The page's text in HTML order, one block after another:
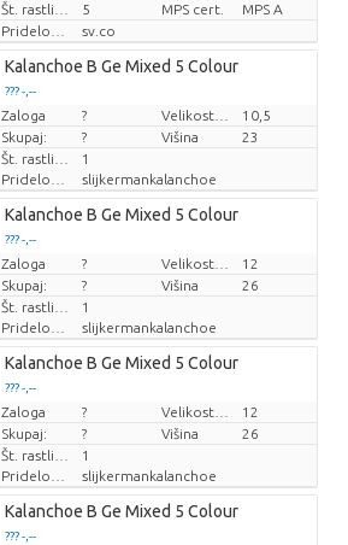
Loading...
??? -,--
Cena za kos
Loading...
??? -,--
Cena za kos
Loading...
??? -,--
Cena za kos
Loading...
??? -,--
5 MPS cert.
MPS A
sv.co
Kalanchoe B Ge Mixed 5 Colour
??? -,--
Cena za kos
Zaloga ?
10,5
Skupaj:
? Višina
23
1
slijkermankalanchoe
Kalanchoe B Ge Mixed 5 Colour
??? -,--
Cena za kos
Zaloga ?
12
Skupaj:
? Višina
26
1
slijkermankalanchoe
Kalanchoe B Ge Mixed 5 Colour
??? -,--
Cena za kos
Zaloga ?
12
Skupaj:
? Višina
26
1
slijkermankalanchoe
Kalanchoe B Ge Mixed 5 Colour
??? -,--